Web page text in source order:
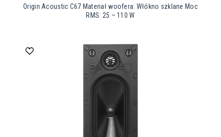
Origin Acoustic C67 Materiał woofera: Włókno szklane Moc
RMS: 25 – 110 W